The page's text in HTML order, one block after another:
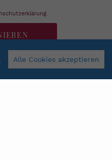
.
Alle Cookies akzeptieren